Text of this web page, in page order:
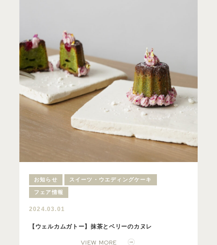
お知らせ スイーツ・ウエディングケーキ
フェア情報
2024.03.01
【ウェルカムガトー】抹茶とベリーのカヌレ
VIEW MORE